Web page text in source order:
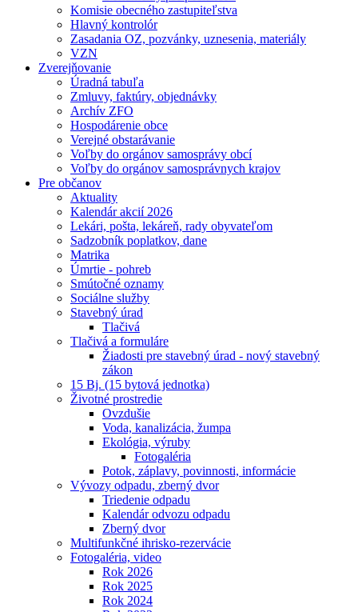
Komisie obecného zastupiteľstva
Hlavný kontrolór
Zasadania OZ, pozvánky, uznesenia, materiály
VZN
Zverejňovanie
Úradná tabuľa
Zmluvy, faktúry, objednávky
Archív ZFO
Hospodárenie obce
Verejné obstarávanie
Voľby do orgánov samosprávy obcí
Voľby do orgánov samosprávnych krajov
Pre občanov
Aktuality
Kalendár akcií 2026
Lekári, pošta, lekáreň, rady obyvateľom
Sadzobník poplatkov, dane
Matrika
Úmrtie - pohreb
Smútočné oznamy
Sociálne služby
Stavebný úrad
Tlačivá
Tlačivá a formuláre
Žiadosti pre stavebný úrad - nový stavebný
zákon
15 Bj. (15 bytová jednotka)
Životné prostredie
Ovzdušie
Voda, kanalizácia, žumpa
Ekológia, výruby
Fotogaléria
Potok, záplavy, povinnosti, informácie
Vývozy odpadu, zberný dvor
Triedenie odpadu
Kalendár odvozu odpadu
Zberný dvor
Multifunkčné ihrisko-rezervácie
Fotogaléria, video
Rok 2026
Rok 2025
Rok 2024